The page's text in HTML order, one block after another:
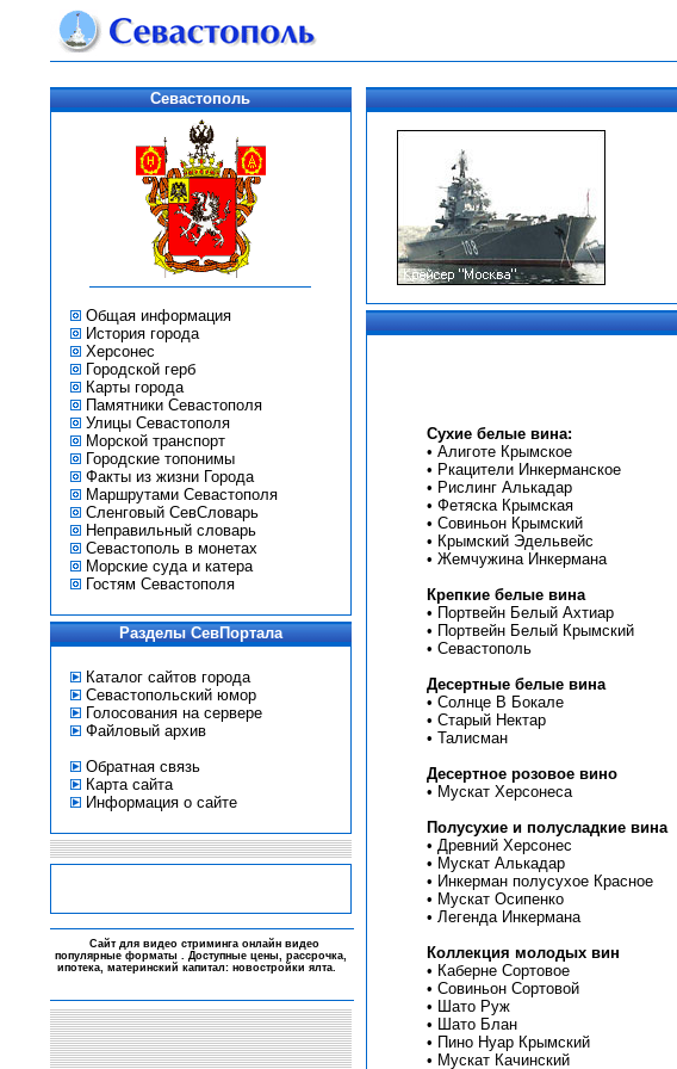
Севастополь
Общая информация
История города
Херсонес
Городской герб
Карты города
Памятники Севастополя
Улицы Севастополя
Морской транспорт
Городские топонимы
Факты из жизни Города
Маршрутами Севастополя
Сленговый СевСловарь
Неправильный словарь
Севастополь в монетах
Морские суда и катера
Гостям Севастополя
Разделы СевПортала
Каталог сайтов города
Севастопольский юмор
Голосования на сервере
Файловый архив
Обратная связь
Карта сайта
Информация о сайте
Сайт для видео стриминга онлайн видео
популярные форматы . Доступные цены, рассрочка,
ипотека, материнский капитал: новостройки ялта.
Сухие белые вина:
• Алиготе Крымское
• Ркацители Инкерманское
• Рислинг Алькадар
• Фетяска Крымская
• Совиньон Крымский
• Крымский Эдельвейс
• Жемчужина Инкермана
Крепкие белые вина
• Портвейн Белый Ахтиар
• Портвейн Белый Крымский
• Севастополь
Десертные белые вина
• Солнце В Бокале
• Старый Нектар
• Талисман
Десертное розовое вино
• Мускат Херсонеса
Полусухие и полусладкие вина
• Древний Херсонес
• Мускат Алькадар
• Инкерман полусухое Красное
• Мускат Осипенко
• Легенда Инкермана
Коллекция молодых вин
• Каберне Сортовое
• Совиньон Сортовой
• Шато Руж
• Шато Блан
• Пино Нуар Крымский
• Мускат Качинский